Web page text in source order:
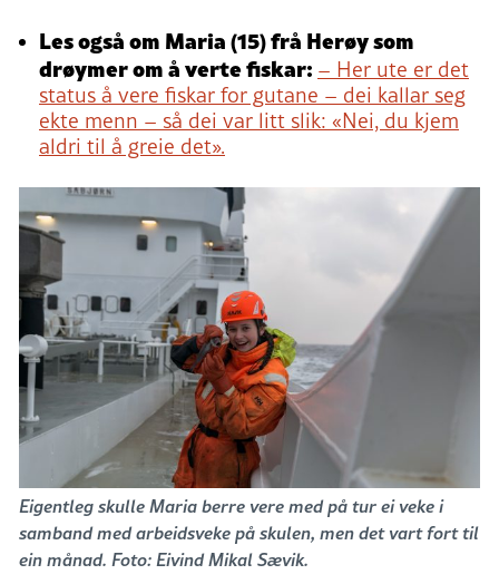
Les også om Maria (15) frå Herøy som
drøymer om å verte fiskar: – Her ute er det
status å vere fiskar for gutane – dei kallar seg
ekte menn – så dei var litt slik: «Nei, du kjem
aldri til å greie det».
Eigentleg skulle Maria berre vere med på tur ei veke i
samband med arbeidsveke på skulen, men det vart fort til
ein månad. Foto: Eivind Mikal Sævik.